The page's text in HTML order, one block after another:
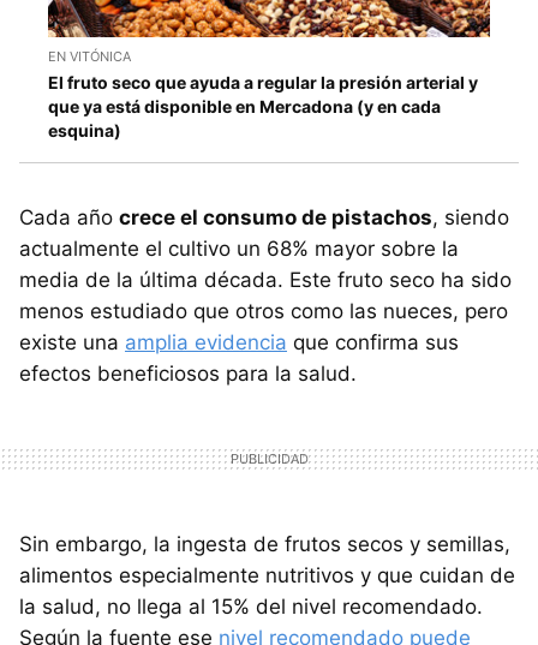
EN VITÓNICA
El fruto seco que ayuda a regular la presión arterial y
que ya está disponible en Mercadona (y en cada
esquina)
Cada año crece el consumo de pistachos, siendo
actualmente el cultivo un 68% mayor sobre la
media de la última década. Este fruto seco ha sido
menos estudiado que otros como las nueces, pero
existe una amplia evidencia que confirma sus
efectos beneficiosos para la salud.
Sin embargo, la ingesta de frutos secos y semillas,
alimentos especialmente nutritivos y que cuidan de
la salud, no llega al 15% del nivel recomendado.
Según la fuente ese nivel recomendado puede